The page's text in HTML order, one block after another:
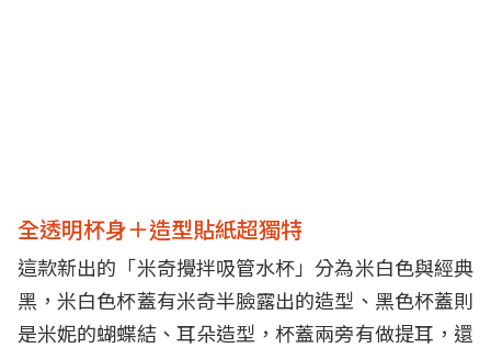
全透明杯身＋造型貼紙超獨特
這款新出的「米奇攪拌吸管水杯」分為米白色與經典
黑，米白色杯蓋有米奇半臉露出的造型、黑色杯蓋則
是米妮的蝴蝶結、耳朵造型，杯蓋兩旁有做提耳，還